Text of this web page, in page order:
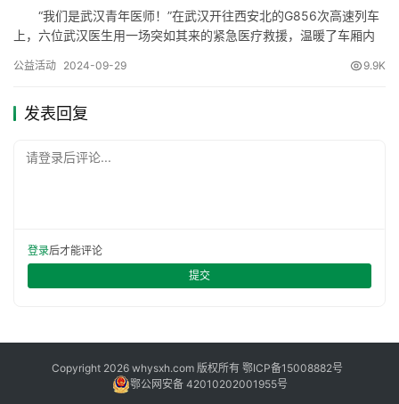
会
“我们是武汉青年医师！”在武汉开往西安北的G856次高速列车
上，六位武汉医生用一场突如其来的紧急医疗救援，温暖了车厢内
列车中的医务人员，请前往15号车厢！”9月27日11时26分，G856
张凯铭、袁小卫六位青年医师立即起身，迅速赶往15…
公益活动 2024-09-29 9.9K
发表回复
请登录后评论...
登录后才能评论
提交
Copyright 2026 whysxh.com 版权所有 鄂ICP备15008882号
鄂公网安备 42010202001955号